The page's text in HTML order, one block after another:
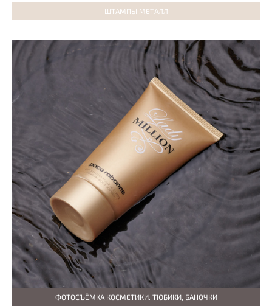
ШТАМПЫ МЕТАЛЛ
ФОТОСЪЁМКА КОСМЕТИКИ. ТЮБИКИ, БАНОЧКИ